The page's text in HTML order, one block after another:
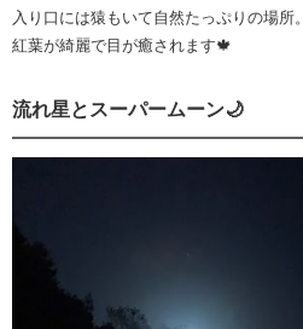
入り口には猿もいて自然たっぷりの場所。
紅葉が綺麗で目が癒されます🍁
流れ星とスーパームーン🌙